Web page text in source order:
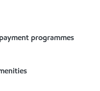
programmes